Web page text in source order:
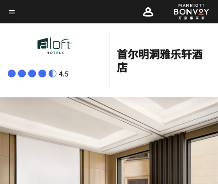
Skip
to菜单文本
4.5
首尔明洞雅乐轩酒
店